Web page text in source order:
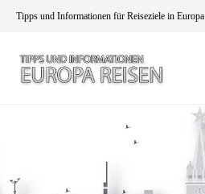
Tipps und Informationen für Reiseziele in Europa